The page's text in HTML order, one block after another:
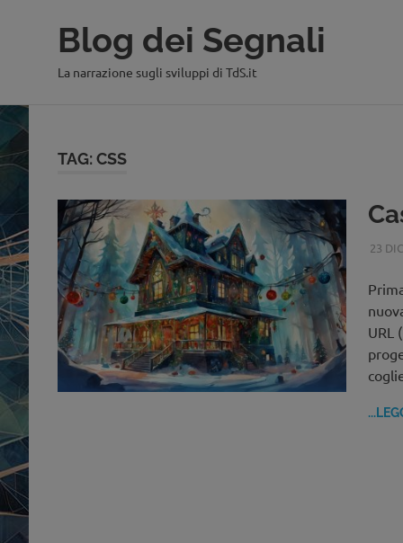
Salta
contenuto
Blog dei Segnali
La narrazione sugli sviluppi di TdS.it
TAG: CSS
23
URL